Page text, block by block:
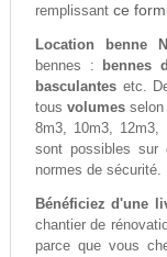
remplissant ce
Location benne
bennes :
bennes
basculantesetc.
tousvolumes
8m3, 10m3, 12m3,
sont possibles sur
normes de sécurité.
Bénéficiez d'une
chantier de
parce que vous